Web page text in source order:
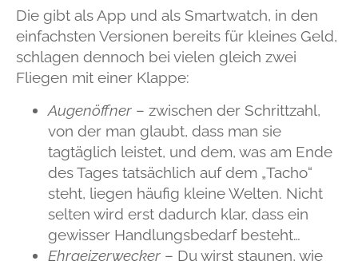
Die gibt als App und als Smartwatch, in den
einfachsten Versionen bereits für kleines Geld,
schlagen dennoch bei vielen gleich zwei
Fliegen mit einer Klappe:
Augenöffner – zwischen der Schrittzahl,
von der man glaubt, dass man sie
tagtäglich leistet, und dem, was am Ende
des Tages tatsächlich auf dem „Tacho“
steht, liegen häufig kleine Welten. Nicht
selten wird erst dadurch klar, dass ein
gewisser Handlungsbedarf besteht…
Ehrgeizerwecker – Du wirst staunen, wie